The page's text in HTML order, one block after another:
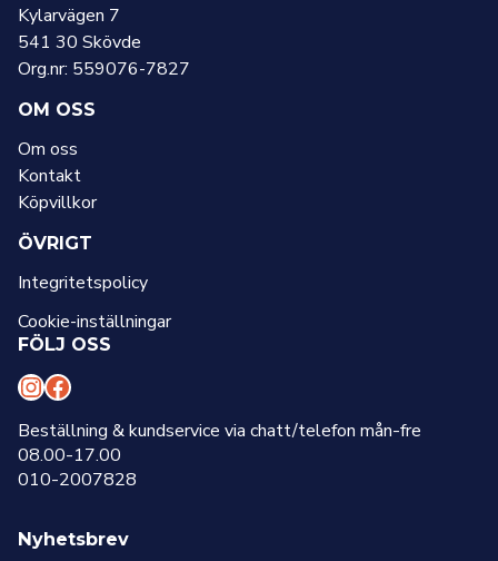
Kylarvägen 7
541 30 Skövde
Org.nr: 559076-7827
OM OSS
Om oss
Kontakt
Köpvillkor
ÖVRIGT
Integritetspolicy
Cookie-inställningar
FÖLJ OSS
I
n
s
t
a
F
a
c
e
b
Beställning & kundservice via chatt/telefon mån-fre
08.00-17.00
010-2007828
Nyhetsbrev